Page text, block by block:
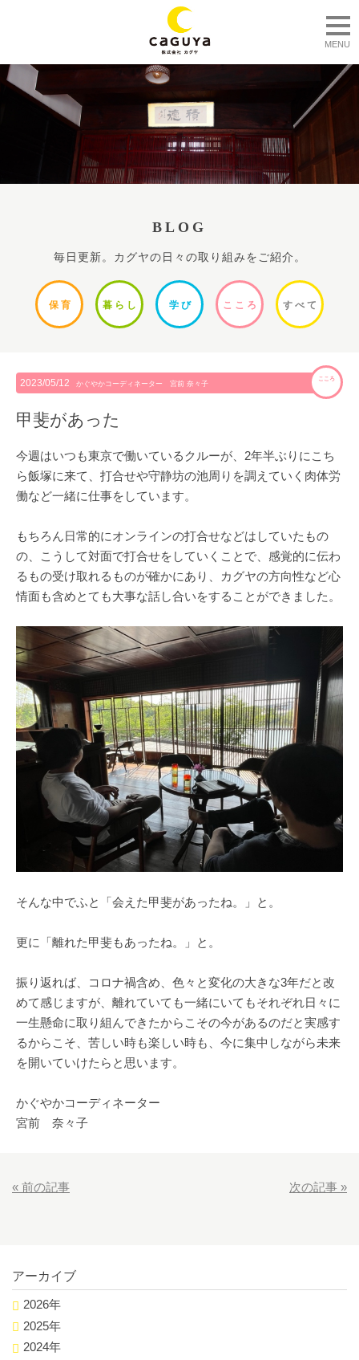
MENU
BLOG
毎日更新。カグヤの日々の取り組みをご紹介。
保 育 暮ら し 学 び ここ ろ すべて
2023/05/12 かぐやかコーディネーター 宮前 奈々子
こころ
甲斐があった
今週はいつも東京で働いているクルーが、2年半ぶりにこち
ら飯塚に来て、打合せや守静坊の池周りを調えていく肉体労
働など一緒に仕事をしています。
もちろん日常的にオンラインの打合せなどはしていたもの
の、こうして対面で打合せをしていくことで、感覚的に伝わ
るもの受け取れるものが確かにあり、カグヤの方向性など心
情面も含めとても大事な話し合いをすることができました。
そんな中でふと「会えた甲斐があったね。」と。
更に「離れた甲斐もあったね。」と。
振り返れば、コロナ禍含め、色々と変化の大きな3年だと改
めて感じますが、離れていても一緒にいてもそれぞれ日々に
一生懸命に取り組んできたからこその今があるのだと実感す
るからこそ、苦しい時も楽しい時も、今に集中しながら未来
を開いていけたらと思います。
かぐやかコーディネーター
宮前 奈々子
« 前の記事 次の記事 »
アーカイブ
2026年
2025年
2024年